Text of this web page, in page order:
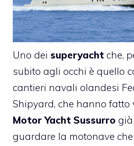
Uno dei superyacht che,
subito agli occhi è quello
cantieri navali olandesi
Shipyard, che hanno fatto
Motor Yacht Sussurro già
guardare la motonave